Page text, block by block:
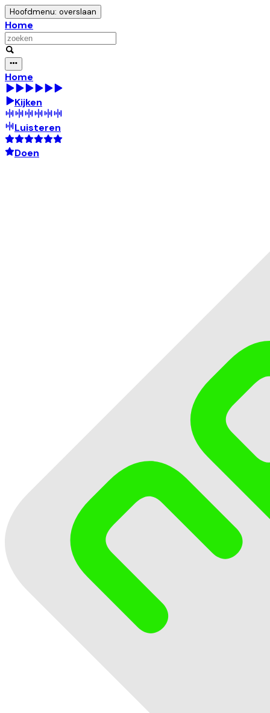
Hoofdmenu: overslaan
Home
Home
Kijken
Luisteren
Doen